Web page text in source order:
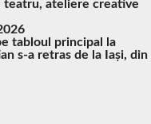
teatru, ateliere creative
tabloul principal la
s-a retras de la Iași, din